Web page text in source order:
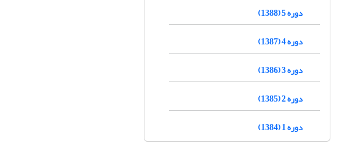
دوره 5 (1388)
دوره 4 (1387)
دوره 3 (1386)
دوره 2 (1385)
دوره 1 (1384)